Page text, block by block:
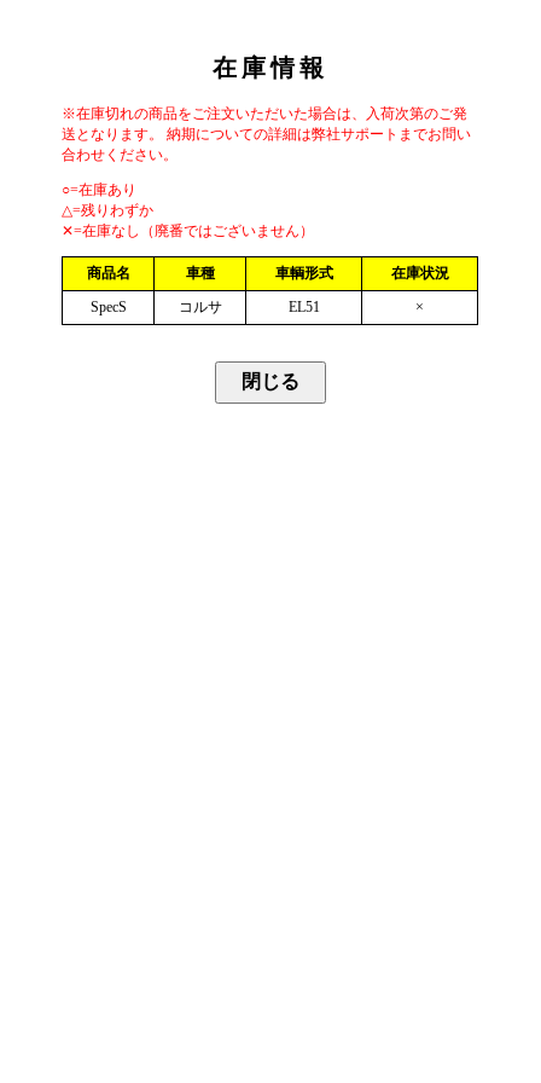
在庫情報
※在庫切れの商品をご注文いただいた場合は、入荷次第のご発
送となります。 納期についての詳細は弊社サポートまでお問い
合わせください。
○=在庫あり
△=残りわずか
✕=在庫なし（廃番ではございません）
商品名 車種 車輌形式
在庫状況
SpecS
コルサ EL51 ×